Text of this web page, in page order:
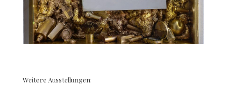
Weitere Ausstellungen: